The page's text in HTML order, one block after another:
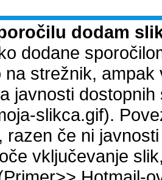
dodam
dodane
na strežnik,
javnosti
slikca.gif).
razen če ni
vključevanje